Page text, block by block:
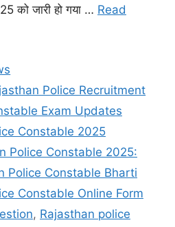
को जारी हो गया … Read
Police Recruitment
Exam Updates
Constable 2025
Police Constable 2025:
Police Constable Bharti
Constable Online Form
, Rajasthan police